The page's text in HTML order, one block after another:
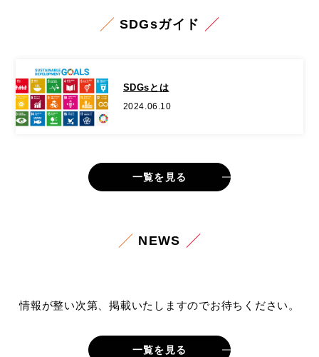
SDGsガイド
SDGsとは
2024.06.10
一覧を見る
NEWS
情報が整い次第、掲載いたしますのでお待ちください。
一覧を見る